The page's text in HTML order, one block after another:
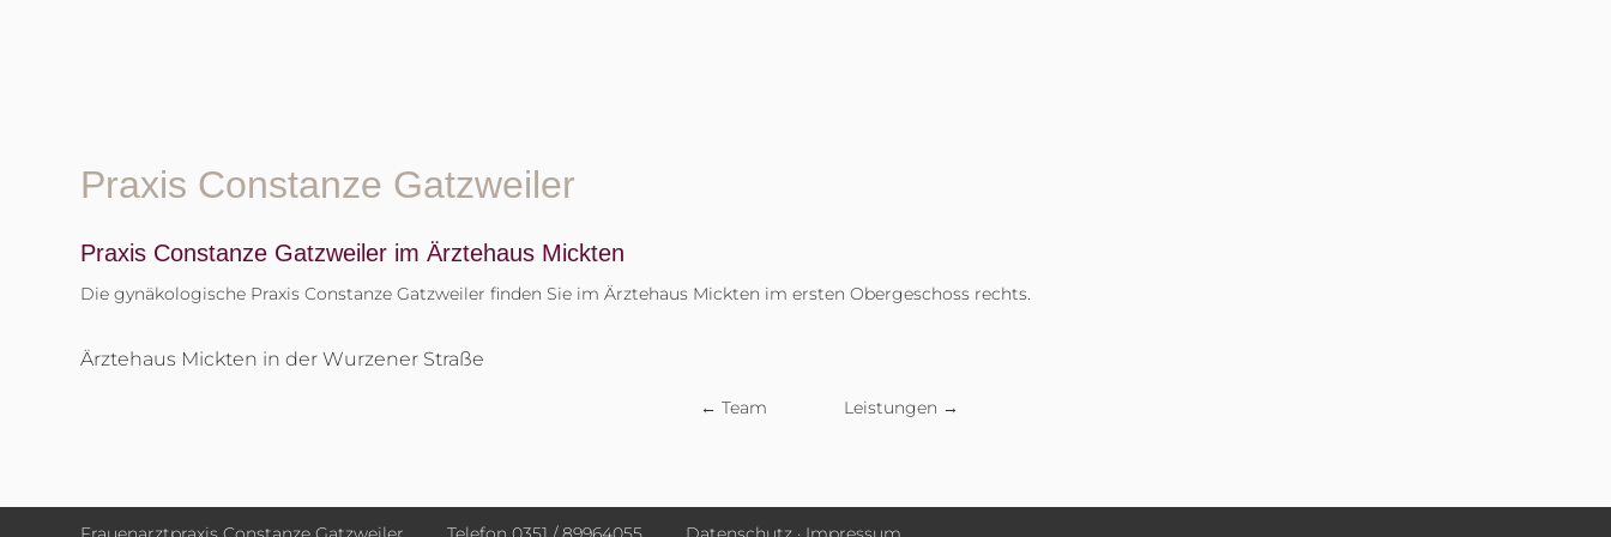
Praxis Constanze Gatzweiler
Praxis Constanze Gatzweiler im Ärztehaus Mickten
Die gynäkologische Praxis Constanze Gatzweiler finden Sie im Ärztehaus Mickten im ersten Obergeschoss rechts.
Ärztehaus Mickten in der Wurzener Straße
← Team Leistungen →